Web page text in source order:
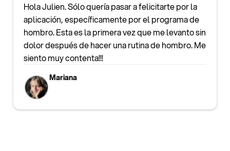
Hola Julien. Sólo quería pasar a felicitarte por la
aplicación, específicamente por el programa de
hombro. Esta es la primera vez que me levanto sin
dolor después de hacer una rutina de hombro. Me
siento muy contenta!!!
Mariana